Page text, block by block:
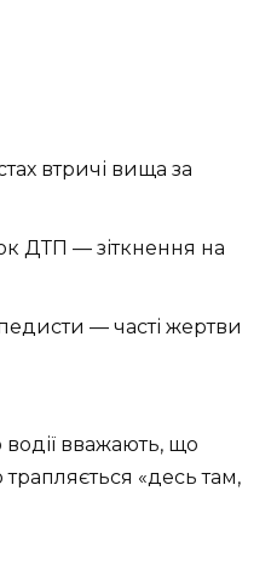
втричі вища за
ДТП — зіткнення на
— часті жертви
вважають, що
«десь там,